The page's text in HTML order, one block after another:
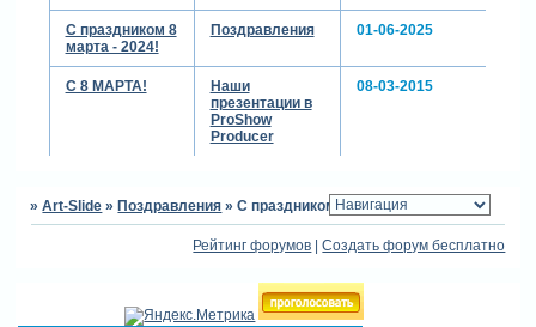
С праздником 8
марта - 2024!
Поздравления 01-06-2025
С 8 МАРТА!
Наши
презентации в
ProShow
Producer
08-03-2015
»Art-Slide » Поздравления »С праздником 8 марта!
Рейтинг форумов |Создать форум бесплатно